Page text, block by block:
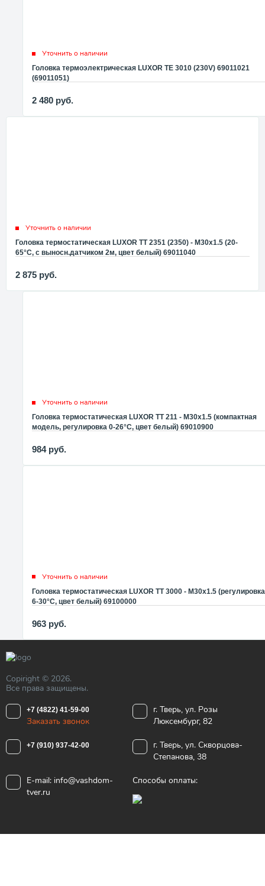
Уточнить о наличии
Головка термоэлектрическая LUXOR TE 3010 (230V) 69011021
(69011051)
2 480 руб.
Уточнить о наличии
Головка термостатическая LUXOR TT 2351 (2350) - M30x1.5 (20-
65°C, с выносн.датчиком 2м, цвет белый) 69011040
2 875 руб.
Уточнить о наличии
Головка термостатическая LUXOR TT 211 - M30x1.5 (компактная
модель, регулировка 0-26°C, цвет белый) 69010900
984 руб.
Уточнить о наличии
Головка термостатическая LUXOR TT 3000 - M30x1.5 (регулировка
6-30°C, цвет белый) 69100000
963 руб.
Copiright © 2026.
Все права защищены.
+7 (4822) 41-59-00
Заказать звонок
г. Тверь, ул. Розы
Люксембург, 82
+7 (910) 937-42-00
г. Тверь, ул. Скворцова-
Степанова, 38
E-mail: info@vashdom-
tver.ru
Способы оплаты: